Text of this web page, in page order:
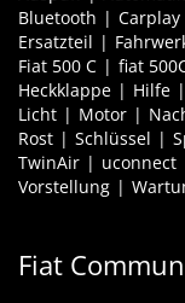
Bluetooth
Carplay
Ersatzteil
Fiat 500 C
fiat
Heckklappe
Hilfe
Licht
Motor
Rost
Schlüssel
TwinAir
uconnect
Vorstellung
Fiat